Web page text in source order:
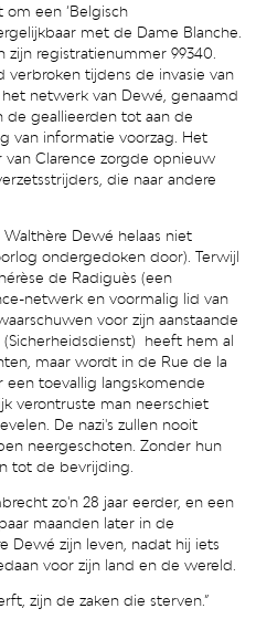
een ‘Belgisch
met de Dame Blanche.
zijn registratienummer 99340.
tijdens de invasie van
het netwerk van Dewé, genaamd
de geallieerden tot aan de
van informatie voorzag. Het
Clarence zorgde opnieuw
die naar andere
Dewé helaas niet
ondergedoken door). Terwijl
de Radiguès (een
netwerk en voormalig lid van
voor zijn aanstaande
heeft hem al
maar wordt in de Rue de la
een toevallig langskomende
verontruste man neerschiet
De nazi's zullen nooit
neergeschoten. Zonder hun
tot de bevrijding.
zo'n 28 jaar eerder, en een
maanden later in de
Dewé zijn leven, nadat hij iets
voor zijn land en de wereld.
zijn de zaken die sterven.”